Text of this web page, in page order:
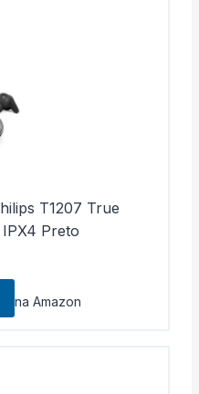
T1207 True
Preto
na Amazon